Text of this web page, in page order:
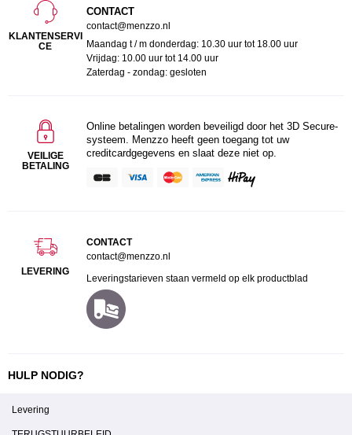
KLANTENSERVI
CE
CONTACT
contact@menzzo.nl
Maandag t / m donderdag: 10.30 uur tot 18.00 uur
Vrijdag: 10.00 uur tot 14.00 uur
Zaterdag - zondag: gesloten
VEILIGE
BETALING
Online betalingen worden beveiligd door het 3D Secure-
systeem. Menzzo heeft geen toegang tot uw
creditcardgegevens en slaat deze niet op.
LEVERING
CONTACT
contact@menzzo.nl
Leveringstarieven staan vermeld op elk productblad
HULP NODIG?
Levering